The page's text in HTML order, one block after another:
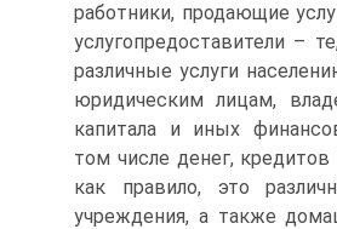
работники, продающие
услугопредоставители –
различные услуги
юридическим лицам,
капитала и иных
том числе денег,
как правило, это
учреждения, а также